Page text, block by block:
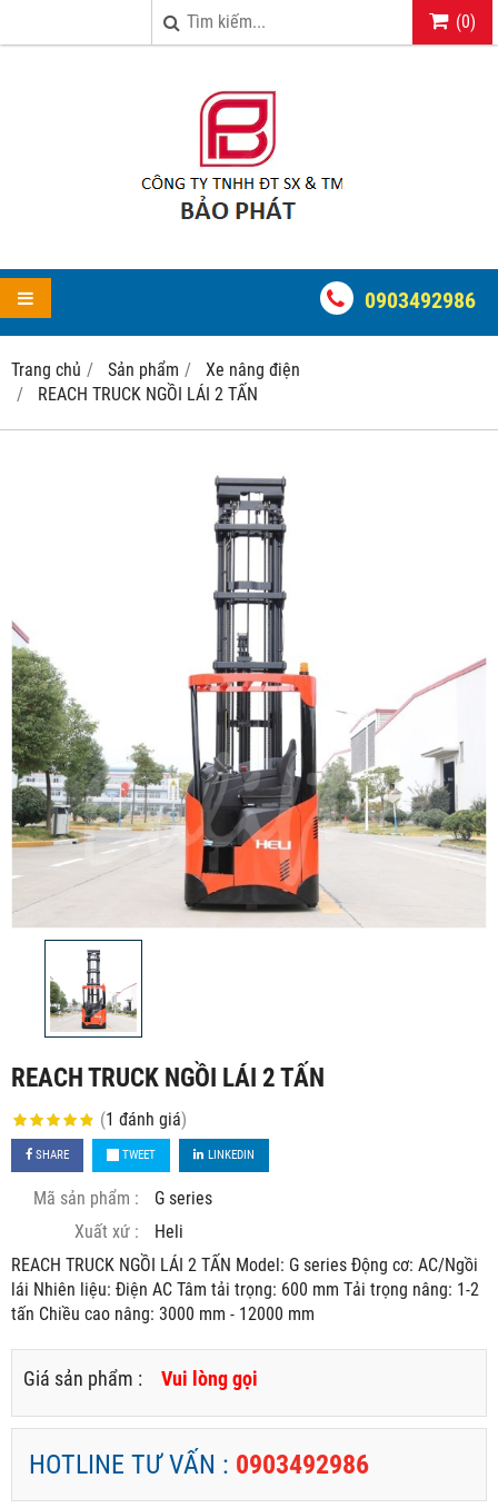
(0)
0903492986
Trang chủ Sản phẩm
Xe nâng điện
REACH TRUCK NGỒI LÁI 2 TẤN
REACH TRUCK NGỒI LÁI 2 TẤN
(1 đánh giá)
SHARE TWEET LINKEDIN
Mã sản phẩm :
G series
Xuất xứ :
Heli
REACH TRUCK NGỒI LÁI 2 TẤN Model: G series Động cơ: AC/Ngồi
lái Nhiên liệu: Điện AC Tâm tải trọng: 600 mm Tải trọng nâng: 1-2
tấn Chiều cao nâng: 3000 mm - 12000 mm
Giá sản phẩm : Vui lòng gọi
HOTLINE TƯ VẤN : 0903492986